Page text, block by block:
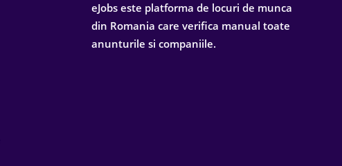
eJobs este platforma de locuri de munca
din Romania care verifica manual toate
anunturile si companiile.